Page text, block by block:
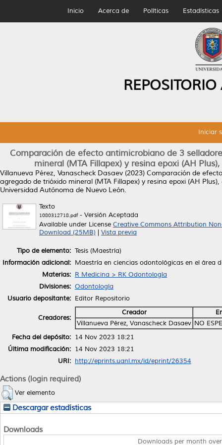
Inicio Acerca de Políticas Estadísticas
Iniciar
Comparación de efecto antimicrobiano de 3
mineral (MTA Fillapex) y resina epoxi (AH
Villanueva Pérez, Vanascheck Dasaev (2023) Comparación de
agregado de trióxido mineral (MTA Fillapex) y resina epoxi (AH
Universidad Autónoma de Nuevo León.
Texto
1080312718.pdf- Versión Aceptada
Available under License Creative Commons Attribution
Download (25MB)
Vista previa
Tipo de elemento: Tesis (Maestría)
Información adicional: Maestría en ciencias odontológicas en el área
Materias: R Medicina > RK Odontología
Divisiones: Odontología
Usuario depositante: Editor Repositorio
Creadores:
Creador
Villanueva Pérez, Vanascheck Dasaev NO
Fecha del depósito: 14 Nov 2023 18:21
Última modificación: 14 Nov 2023 18:21
URI: http://eprints.uanl.mx/id/eprint/26354
Actions (login required)
Ver elemento
Descargar estadísticas
Downloads
Downloads per month